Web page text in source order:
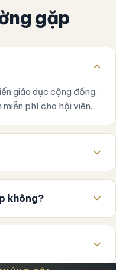
gặp
giáo dục cộng đồng.
phí cho hội viên.
không?